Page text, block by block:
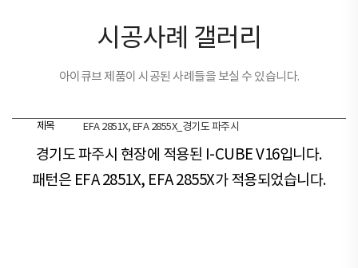
시공사례 갤러리
아이큐브 제품이 시공된 사례들을 보실 수 있습니다.
제목 EFA 2851X, EFA 2855X_경기도 파주시
경기도 파주시 현장​​에 적용된 I-CUBE V16입니다.
패턴은 EFA 2851X, EFA 2855X가 적용되었습니다.